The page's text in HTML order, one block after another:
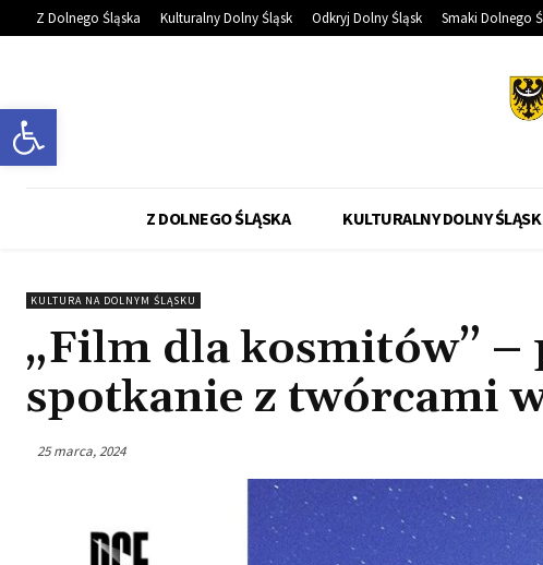
Otwórz pasek narzędzi
Z Dolnego Śląska Kulturalny Dolny Śląsk Odkryj Dolny Śląsk Smaki Dolnego
Z DOLNEGO ŚLĄSKA KULTURALNY DOLNY ŚLĄSK
KULTURA NA DOLNYM ŚLĄSKU
„Film dla kosmitów”
spotkanie z twórcami
25 marca, 2024